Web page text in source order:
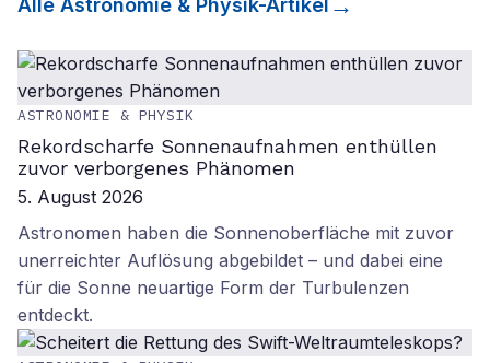
Alle Astronomie & Physik-Artikel
ASTRONOMIE & PHYSIK
Rekordscharfe Sonnenaufnahmen enthüllen
zuvor verborgenes Phänomen
5. August 2026
Astronomen haben die Sonnenoberfläche mit zuvor
unerreichter Auflösung abgebildet – und dabei eine
für die Sonne neuartige Form der Turbulenzen
entdeckt.